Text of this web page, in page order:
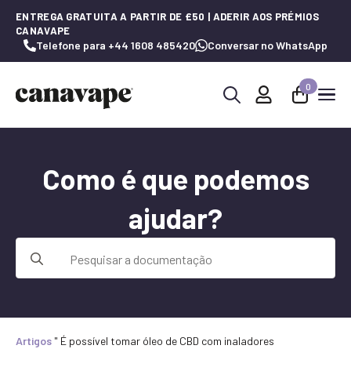
ENTREGA GRATUITA A PARTIR DE £50 | ADERIR AOS PRÉMIOS
CANAVAPE
Telefone para +44 1608 485420 Conversar no WhatsApp
0
Como é que podemos
ajudar?
por:
Artigos " É possível tomar óleo de CBD com inaladores